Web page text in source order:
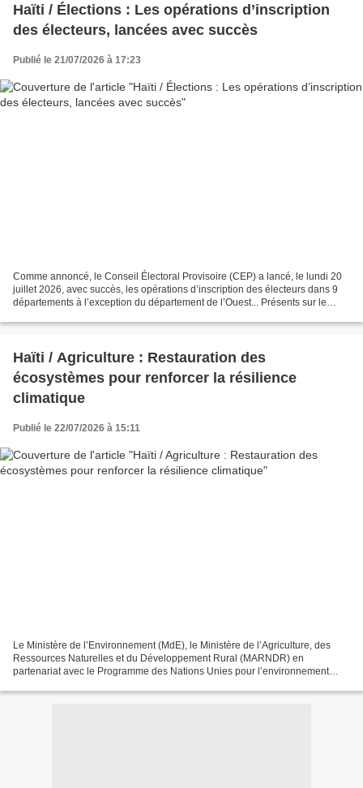
Haïti / Élections : Les opérations d’inscription
des électeurs, lancées avec succès
Publié le 21/07/2026 à 17:23
Comme annoncé, le Conseil Électoral Provisoire (CEP) a lancé, le lundi 20
juillet 2026, avec succès, les opérations d’inscription des électeurs dans 9
départements à l’exception du département de l’Ouest... Présents sur le
Haïti / Agriculture : Restauration des
écosystèmes pour renforcer la résilience
climatique
Publié le 22/07/2026 à 15:11
Le Ministère de l’Environnement (MdE), le Ministère de l’Agriculture, des
Ressources Naturelles et du Développement Rural (MARNDR) en
partenariat avec le Programme des Nations Unies pour l’environnement